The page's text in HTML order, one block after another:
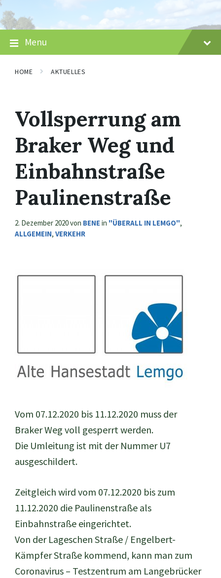
Skip
to
content
Skip
to
main
navigation
Skip
to
footer
Menu
HOME AKTUELLES
Vollsperrung am
Braker Weg und
Einbahnstraße
Paulinenstraße
2. Dezember 2020von BENE in "ÜBERALL IN LEMGO",
ALLGEMEIN, VERKEHR
Vom 07.12.2020 bis 11.12.2020 muss der
Braker Weg voll gesperrt werden.
Die Umleitung ist mit der Nummer U7
ausgeschildert.
Zeitgleich wird vom 07.12.2020 bis zum
11.12.2020 die Paulinenstraße als
Einbahnstraße eingerichtet.
Von der Lageschen Straße / Engelbert-
Kämpfer Straße kommend, kann man zum
Coronavirus – Testzentrum am Langebrücker